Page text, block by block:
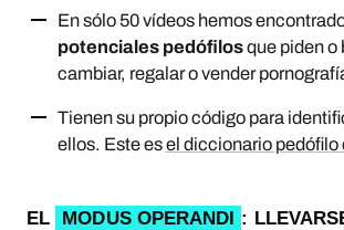
En sólo 50 vídeos hemos
potenciales pedófilosque piden o
cambiar, regalar o vender
Tienen su propio código para
ellos. Este esel diccionario pedófilo
EL MODUS OPERANDI :